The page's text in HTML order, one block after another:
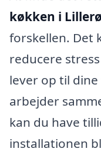
køkken i
forskellen. Det
reducere
lever op til
arbejder
kan du have
installationen